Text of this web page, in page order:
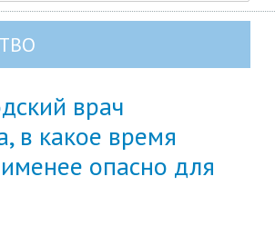
врач
в какое время
опасно для